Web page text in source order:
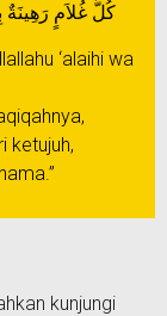
كُلُّ غُلاَمٍ رَهِينَةٌ بِعَقِيقَتِهِ تُذْبَحُ عَنْهُ يَوْمَ سَابِعِهِ وَيُحْلَقُ وَيُسَمَّى
‘alaihi wa
ketujuh,
kunjungi